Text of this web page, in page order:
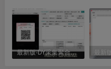
最新版-DY采集聚合工具